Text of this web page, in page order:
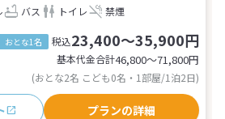
バス トイレ 禁煙
おとな1名 税込23,400～35,900円
基本代金合計46,800〜71,800円
(おとな2名 こども0名・1部屋/1泊2日)
プランの詳細